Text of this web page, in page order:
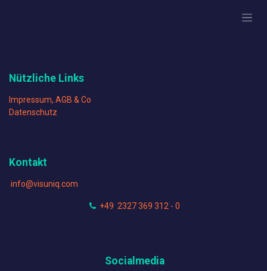
Nützliche Links
Impressum, AGB & Co
Datenschutz
Kontakt
info@visuniq.com
+49 2327 369 312 - 0
Socialmedia